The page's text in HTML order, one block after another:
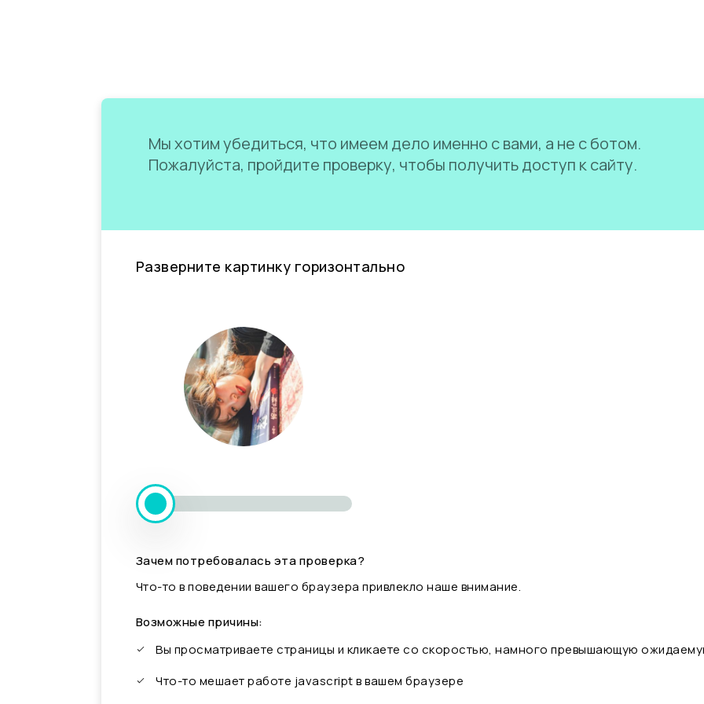
Мы хотим убедиться, что имеем дело именно с вами, а не с ботом.
Пожалуйста, пройдите проверку, чтобы получить доступ к сайту.
Разверните картинку горизонтально
Зачем потребовалась эта проверка?
Что-то в поведении вашего браузера привлекло наше внимание.
Возможные причины:
Вы просматриваете страницы и кликаете со скоростью, намного превышающую
Что-то мешает работе javascript в вашем браузере